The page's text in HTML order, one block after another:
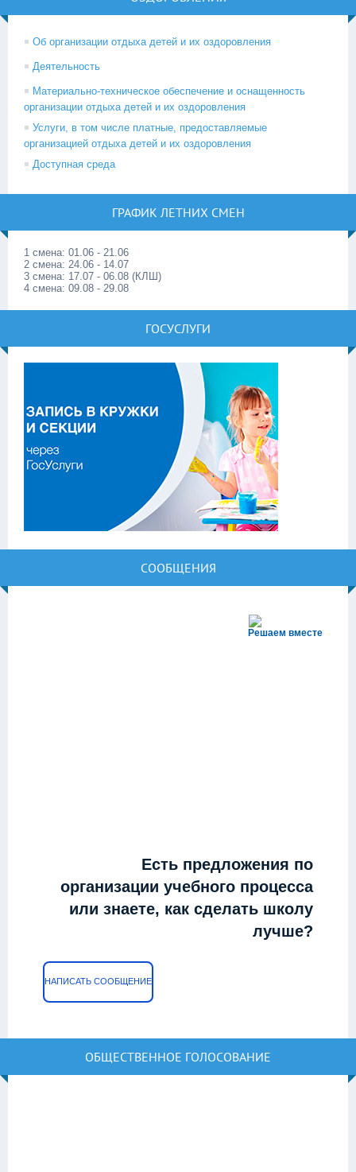
Об организации отдыха детей и их оздоровления
Деятельность
Материально-техническое обеспечение и оснащенность
организации отдыха детей и их оздоровления
Услуги, в том числе платные, предоставляемые
организацией отдыха детей и их оздоровления
Доступная среда
ГРАФИК ЛЕТНИХ СМЕН
1 смена: 01.06 - 21.06
2 смена: 24.06 - 14.07
3 смена: 17.07 - 06.08 (КЛШ)
4 смена: 09.08 - 29.08
ГОСУСЛУГИ
СООБЩЕНИЯ
Решаем вместе
Есть предложения по
организации учебного процесса
или знаете, как сделать школу
лучше?
НАПИСАТЬ СООБЩЕНИЕ
ОБЩЕСТВЕННОЕ ГОЛОСОВАНИЕ